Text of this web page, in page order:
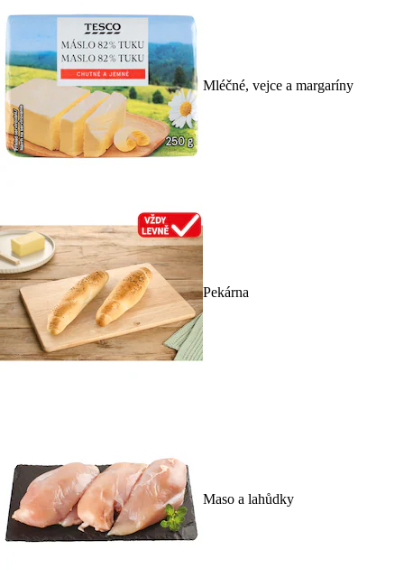
Mléčné, vejce a margaríny
Pekárna
Maso a lahůdky